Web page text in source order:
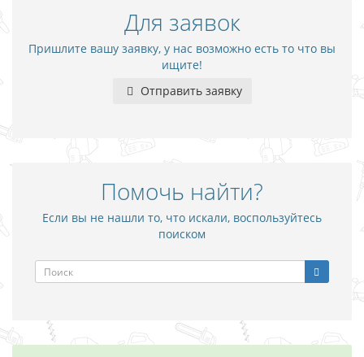
Для заявок
Пришлите вашу заявку, у нас возможно есть то что вы
ищите!
Отправить заявку
Помочь найти?
Если вы не нашли то, что искали, воспользуйтесь
поиском